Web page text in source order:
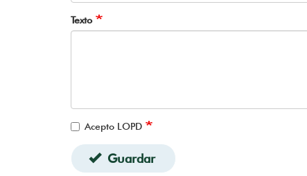
Texto
Acepto LOPD
Guardar